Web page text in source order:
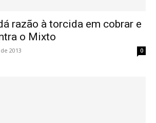
razão à torcida em cobrar e
o Mixto
2013 0